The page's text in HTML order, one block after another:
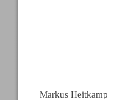
Markus Heitkamp